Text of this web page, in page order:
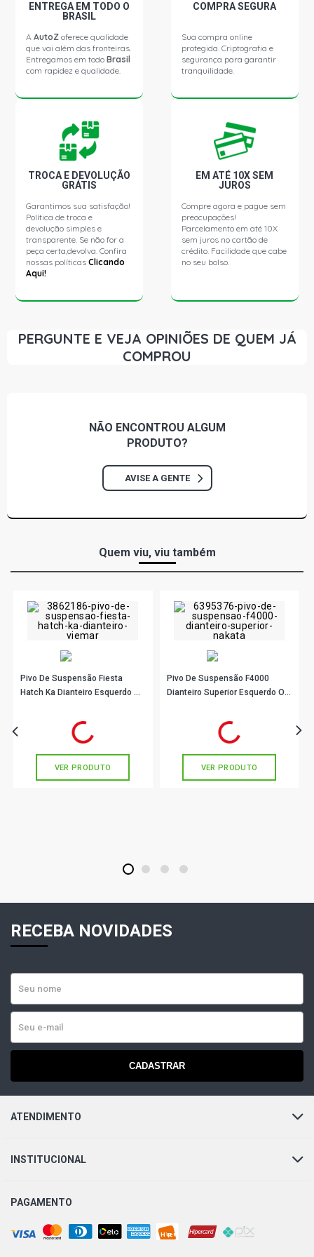
ENTREGA EM TODO O
BRASIL
AAutoZ oferece qualidade
que vai além das fronteiras.
Entregamos em todoBrasil
com rapidez e qualidade.
COMPRA SEGURA
Sua compra online
protegida. Criptografia e
segurança para garantir
tranquilidade.
TROCA E DEVOLUÇÃO
GRÁTIS
Garantimos sua satisfação!
Política de troca e
devolução simples e
transparente. Se não for a
peça certa,devolva. Confira
nossas políticasClicando
Aqui!
EM ATÉ 10X SEM
JUROS
Compre agora e pague sem
preocupações!
Parcelamento em até 10X
sem juros no cartão de
crédito. Facilidade que cabe
no seu bolso.
PERGUNTE E VEJA OPINIÕES DE QUEM JÁ
COMPROU
NÃO ENCONTROU ALGUM
PRODUTO?
AVISE A GENTE
Quem viu, viu também
Pivo De Suspensão Fiesta
Hatch Ka Dianteiro Esquerdo Ou
em até 1x de
VER PRODUTO
Pivo De Suspensão F4000
Dianteiro Superior Esquerdo Ou
em até 3x de
VER PRODUTO
1 2 3 4
RECEBA NOVIDADES
CADASTRAR
ATENDIMENTO
INSTITUCIONAL
PAGAMENTO